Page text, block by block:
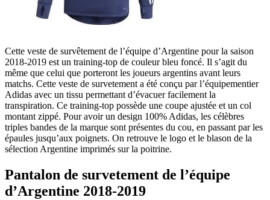
Cette veste de survêtement de l’équipe d’Argentine pour la saison
2018-2019 est un training-top de couleur bleu foncé. Il s’agit du
même que celui que porteront les joueurs argentins avant leurs
matchs. Cette veste de survetement a été conçu par l’équipementier
Adidas avec un tissu permettant d’évacuer facilement la
transpiration. Ce training-top possède une coupe ajustée et un col
montant zippé. Pour avoir un design 100% Adidas, les célèbres
triples bandes de la marque sont présentes du cou, en passant par les
épaules jusqu’aux poignets. On retrouve le logo et le blason de la
sélection Argentine imprimés sur la poitrine.
Pantalon de survetement de l’équipe
d’Argentine 2018-2019